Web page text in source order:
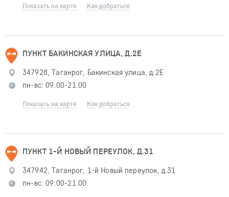
Показать на карте Как добраться
ПУНКТ БАКИНСКАЯ УЛИЦА, Д.2Е
347928, Таганрог, Бакинская улица, д.2Е
пн-вс: 09.00-21.00
Показать на карте Как добраться
ПУНКТ 1-Й НОВЫЙ ПЕРЕУЛОК, Д.31
347942, Таганрог, 1-й Новый переулок, д.31
пн-вс: 09.00-21.00